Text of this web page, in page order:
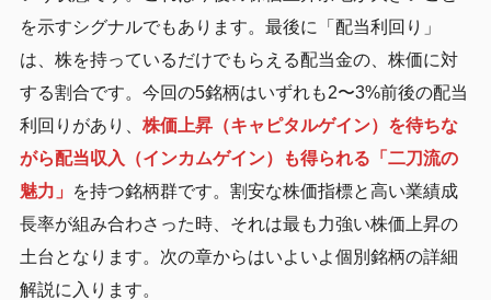
を示すシグナルでもあります。最後に「配当利回り」
は、株を持っているだけでもらえる配当金の、株価に対
する割合です。今回の5銘柄はいずれも2〜3%前後の配当
利回りがあり、 株価上昇（キャピタルゲイン）を待ちな
がら配当収入（インカムゲイン）も得られる「二刀流の
魅力」
を持つ銘柄群です。割安な株価指標と高い業績成
長率が組み合わさった時、それは最も力強い株価上昇の
土台となります。次の章からはいよいよ個別銘柄の詳細
解説に入ります。